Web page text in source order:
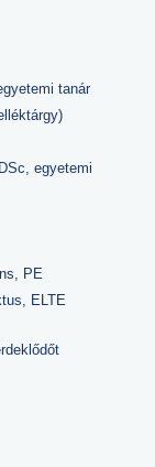
tanár
egyetemi
PE
ELTE